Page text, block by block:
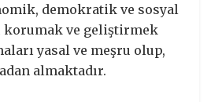
demokratik ve sosyal
korumak ve geliştirmek
yasal ve meşru olup,
almaktadır.